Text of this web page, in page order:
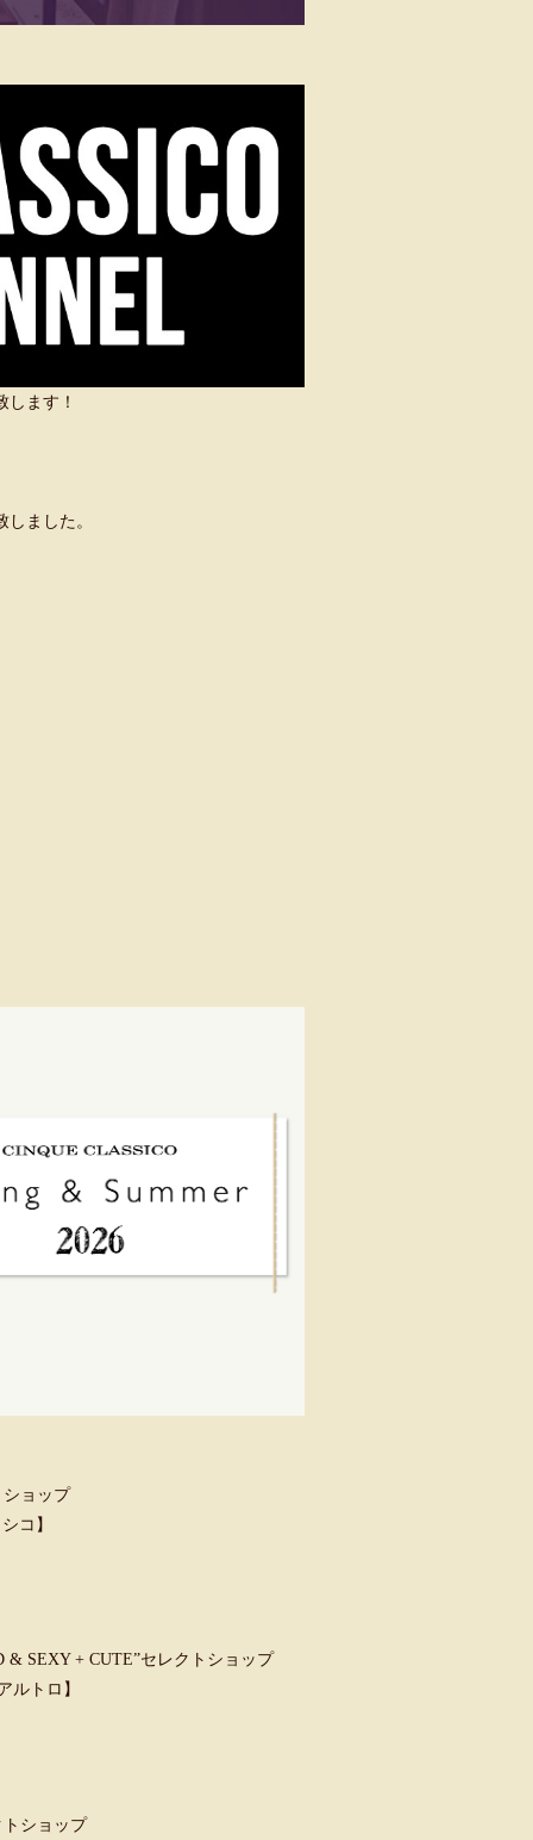
ます！
ました。
ョップ
コ】
SEXY + CUTE”セレクトショップ
ルトロ】
ショップ